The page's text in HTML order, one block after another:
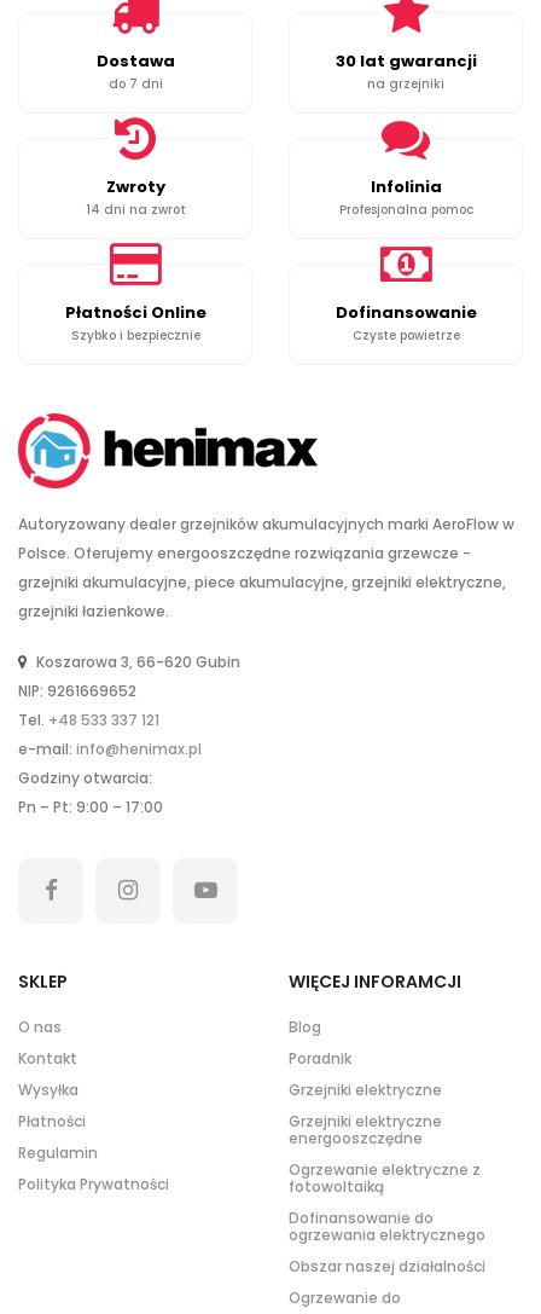
Dostawa
do 7 dni
30 lat gwarancji
na grzejniki
Zwroty
14 dni na zwrot
Infolinia
Profesjonalna pomoc
Płatności Online
Szybko i bezpiecznie
Dofinansowanie
Czyste powietrze
Autoryzowany dealer grzejników akumulacyjnych marki AeroFlow w
Polsce. Oferujemy energooszczędne rozwiązania grzewcze -
grzejniki akumulacyjne, piece akumulacyjne, grzejniki elektryczne,
grzejniki łazienkowe.
Koszarowa 3, 66-620 Gubin
NIP: 9261669652
Tel. +48 533 337 121
e-mail: info@henimax.pl
Godziny otwarcia:
Pn – Pt: 9:00 – 17:00
SKLEP
O nas
Kontakt
Wysyłka
Płatności
Regulamin
Polityka Prywatności
WIĘCEJ INFORAMCJI
Blog
Poradnik
Grzejniki elektryczne
Grzejniki elektryczne
energooszczędne
Ogrzewanie elektryczne z
fotowoltaiką
Dofinansowanie do
ogrzewania elektrycznego
Obszar naszej działalności
Ogrzewanie do